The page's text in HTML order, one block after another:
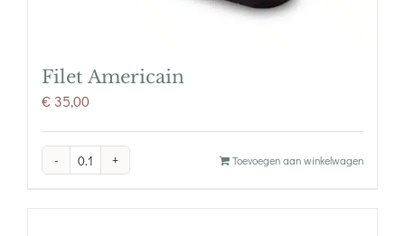
Filet Americain
€ 35,00
Filet
Toevoegen aan winkelwagen